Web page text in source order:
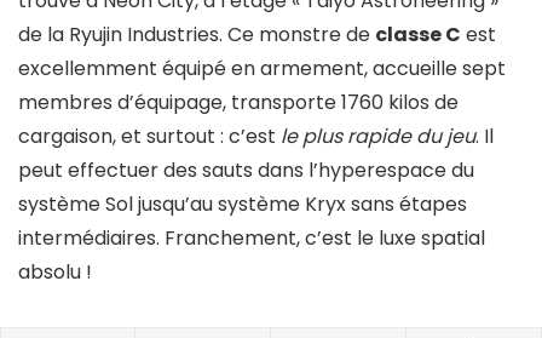
de la Ryujin Industries. Ce monstre de classe C est
excellemment équipé en armement, accueille sept
membres d’équipage, transporte 1760 kilos de
cargaison, et surtout : c’est le plus rapide du jeu. Il
peut effectuer des sauts dans l’hyperespace du
système Sol jusqu’au système Kryx sans étapes
intermédiaires. Franchement, c’est le luxe spatial
absolu !